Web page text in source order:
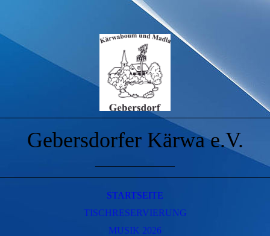
Gebersdorfer Kärwa e.V.
STARTSEITE
TISCHRESERVIERUNG
MUSIK 2026